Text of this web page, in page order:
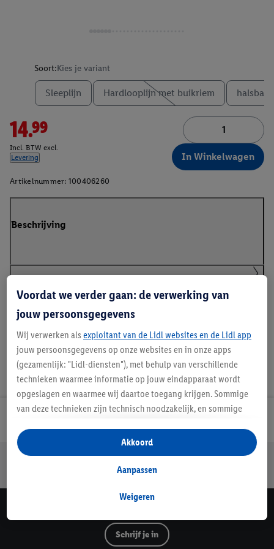
Soort:Kies je variant
Sleeplijn Hardlooplijn met buikriem
14.99
Incl. BTW excl.
Levering
In Winkelwagen
Artikelnummer: 100406260
Beschrijving
*GRS - Global Recycled Standard
Jouw voordelen bij ons als Lidl webshop klant
Veilig winkelen
Schrijf je in
Voordat we verder gaan: de verwerking van
jouw persoonsgegevens
Wij verwerken als exploitant van de Lidl websites en de Lidl app
jouw persoonsgegevens op onze websites en in onze apps
(gezamenlijk: "Lidl-diensten"), met behulp van verschillende
technieken waarmee informatie op jouw eindapparaat wordt
opgeslagen en waarmee wij daartoe toegang krijgen. Sommige
van deze technieken zijn technisch noodzakelijk, en sommige
opslaan van voorkeursinstellingen, het verzamelen en
analyseren van statistieken of voor het tonen van
gepersonaliseerde reclame binnen en buiten de Lidl-diensten.
gegevens over jouw aankoopgedrag in de winkel ook voor de
Als je hier toestemming geeft aan ons voor het personaliseren
van reclame en als je vervolgens een Lidl Plus-account
Weigeren
Aanpassen
Akkoord